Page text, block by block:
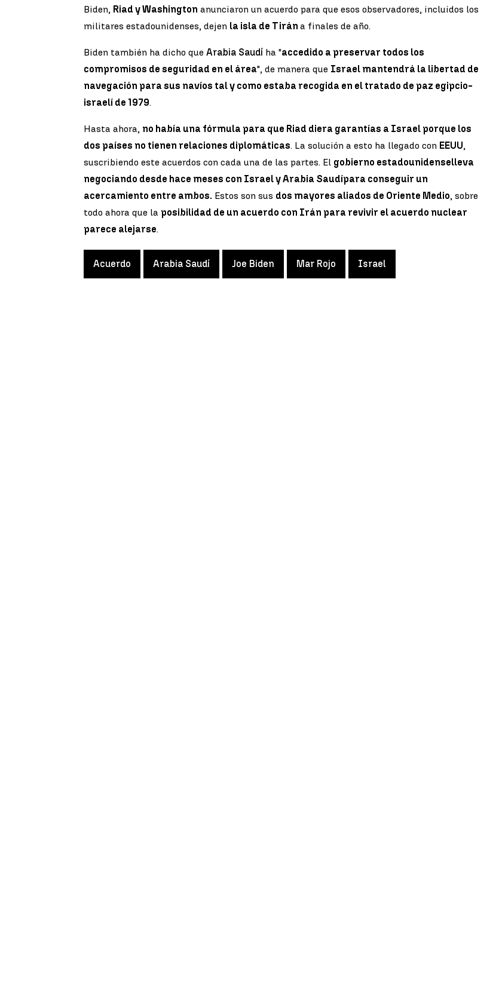
Biden, Riad y Washington anunciaron un acuerdo para que esos observadores, incluidos los
militares estadounidenses, dejen la isla de Tirán a finales de año.
Biden también ha dicho que Arabia Saudí ha "accedido a preservar todos los
compromisos de seguridad en el área", de manera que Israel mantendrá la libertad de
navegación para sus navíos tal y como estaba recogida en el tratado de paz egipcio-
israelí de 1979.
Hasta ahora, no había una fórmula para que Riad diera garantías a Israel porque los
dos países no tienen relaciones diplomáticas. La solución a esto ha llegado con EEUU,
suscribiendo este acuerdos con cada una de las partes. El gobierno estadounidenselleva
negociando desde hace meses con Israel y Arabia Saudípara conseguir un
acercamiento entre ambos. Estos son sus dos mayores aliados de Oriente Medio, sobre
todo ahora que la posibilidad de un acuerdo con Irán para revivir el acuerdo nuclear
parece alejarse.
Acuerdo Arabia Saudí Joe Biden Mar Rojo Israel